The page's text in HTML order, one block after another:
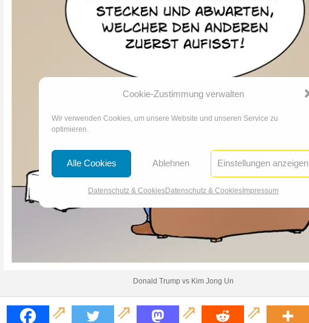
Cookie-Zustimmung verwalten
Wir verwenden Cookies, um unsere Website und unseren Service zu
optimieren.
Alle Cookies Ablehnen Einstellungen anzeigen
Datenschutz & CookiesDatenschutz & CookiesImpressum
Donald Trump vs Kim Jong Un